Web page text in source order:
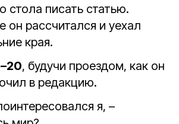
стола писать статью.
он рассчитался и уехал
края.
, будучи проездом, как он
в редакцию.
я, –